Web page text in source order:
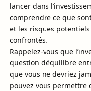
lancer dans
comprendre ce que
et les risques
confrontés.
Rappelez-vous que
question d’équilibre
que vous ne devriez
pouvez vous permettre